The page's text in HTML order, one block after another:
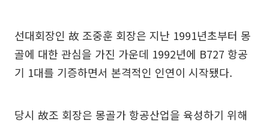
선대회장인 故 조중훈 회장은 지난 1991년초부터 몽
골에 대한 관심을 가진 가운데 1992년에 B727 항공
기 1대를 기증하면서 본격적인 인연이 시작됐다.
당시 故조 회장은 몽골가 항공산업을 육성하기 위해